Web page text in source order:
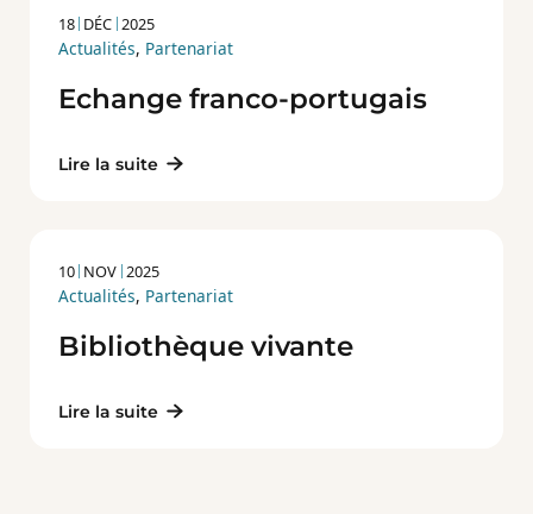
18 DÉC 2025
Actualités, Partenariat
Echange franco-portugais
Lire la suite
10 NOV 2025
Actualités, Partenariat
Bibliothèque vivante
Lire la suite